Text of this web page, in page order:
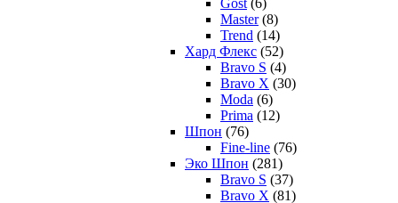
Master (8)
Trend (14)
Хард Флекс (52)
Bravo S (4)
Bravo X (30)
Moda (6)
Prima (12)
Шпон (76)
Fine-line (76)
Эко Шпон (281)
Bravo S (37)
Bravo X (81)